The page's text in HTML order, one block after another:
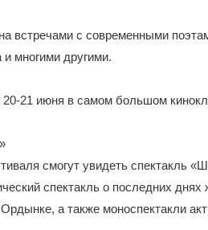
встречами с современными
многими другими.
21 июня в самом большом
смогут увидеть спектакль
спектакль о последних днях
а также моноспектакли